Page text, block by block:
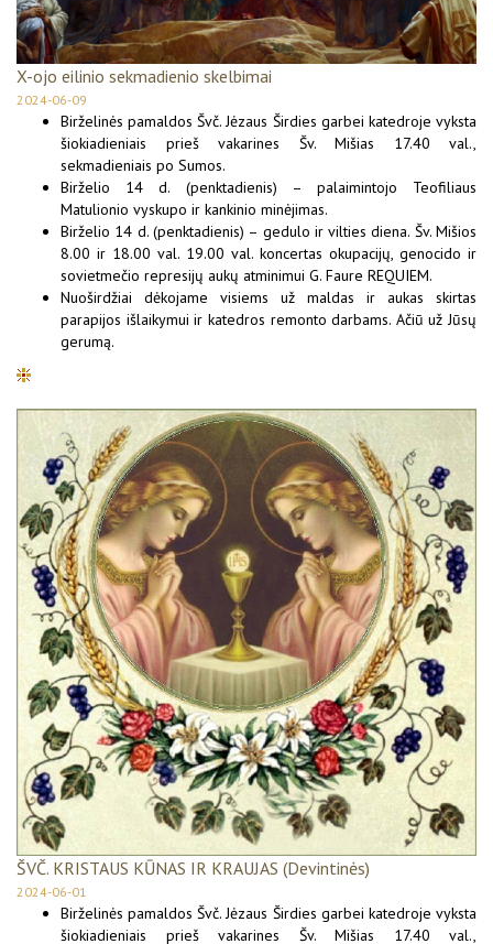
X-ojo eilinio sekmadienio skelbimai
2024-06-09
Birželinės pamaldos Švč. Jėzaus Širdies garbei katedroje vyksta
šiokiadieniais prieš vakarines Šv. Mišias 17.40 val.,
sekmadieniais po Sumos.
Birželio 14 d. (penktadienis) – palaimintojo Teofiliaus
Matulionio vyskupo ir kankinio minėjimas.
Birželio 14 d. (penktadienis) – gedulo ir vilties diena. Šv. Mišios
8.00 ir 18.00 val. 19.00 val. koncertas okupacijų, genocido ir
sovietmečio represijų aukų atminimui G. Faure REQUIEM.
Nuoširdžiai dėkojame visiems už maldas ir aukas skirtas
parapijos išlaikymui ir katedros remonto darbams. Ačiū už Jūsų
gerumą.
ŠVČ. KRISTAUS KŪNAS IR KRAUJAS (Devintinės)
2024-06-01
Birželinės pamaldos Švč. Jėzaus Širdies garbei katedroje vyksta
šiokiadieniais prieš vakarines Šv. Mišias 17.40 val.,